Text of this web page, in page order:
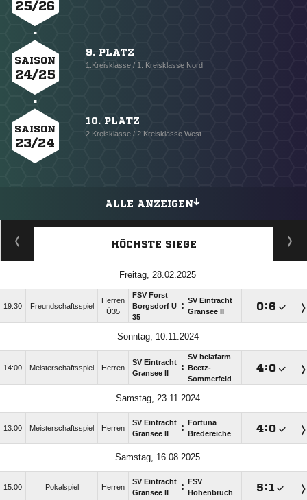
25/26
SAISON
24/25
9. PLATZ
1.Kreisklasse / 1. Kreisklasse Nord
SAISON
23/24
10. PLATZ
2.Kreisklasse / 2.Kreisklasse West
ALLE ANZEIGEN
HÖCHSTE SIEGE
Freitag, 28.02.2025
19:30 Freundschaftsspiel
Herren
Ü35
FSV Forst
Borgsdorf Ü
35
: SV Eintracht
Gransee II
:
Sonntag, 10.11.2024
14:00 Meisterschaftsspiel Herren
SV Eintracht
Gransee II
:
SV belafarm
Beetz-
Sommerfeld
:
Samstag, 23.11.2024
13:00 Meisterschaftsspiel Herren
SV Eintracht
Gransee II
:
Fortuna
Bredereiche
:
Samstag, 16.08.2025
15:00 Pokalspiel Herren
SV Eintracht
Gransee II
:
FSV
Hohenbruch
: